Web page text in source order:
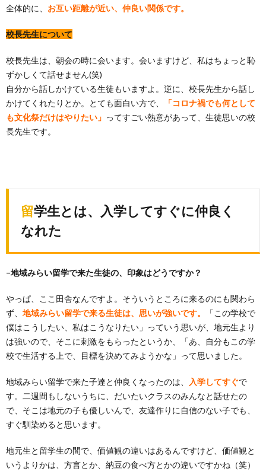
全体的に、 お互い距離が近い、仲良い関係です。
校長先生について
校長先生は、朝会の時に会います。会いますけど、私はちょっと恥
ずかしくて話せません(笑)
自分から話しかけている生徒もいますよ。逆に、校長先生から話し
かけてくれたりとか。とても面白い方で、
「コロナ禍でも何として
も文化祭だけはやりたい」 ってすごい熱意があって、生徒思いの校
長先生です。
留学生とは、入学してすぐに仲良く
なれた
–地域みらい留学で来た生徒の、印象はどうですか？
やっぱ、ここ田舎なんですよ。そういうところに来るのにも関わら
ず、 地域みらい留学で来る生徒は、思いが強いです。
「この学校で
僕はこうしたい、私はこうなりたい」っていう思いが、地元生より
は強いので、そこに刺激をもらったというか、「あ、自分もこの学
校で生活する上で、目標を決めてみようかな」って思いました。
地域みらい留学で来た子達と仲良くなったのは、 入学してすぐで
す。二週間もしないうちに、だいたいクラスのみんなと話せたの
で、そこは地元の子も優しいんで、友達作りに自信のない子でも、
すぐ馴染めると思います。
地元生と留学生の間で、価値観の違いはあるんですけど、価値観と
いうよりかは、方言とか、納豆の食べ方とかの違いですかね（笑）